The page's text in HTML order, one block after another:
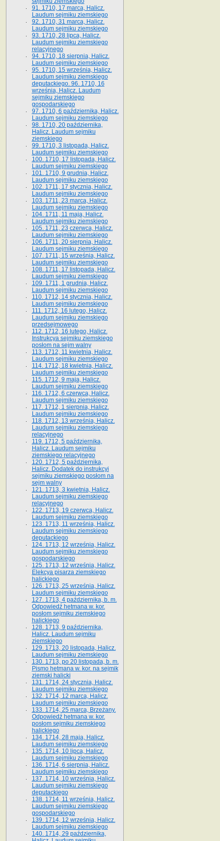
91. 1710, 17 marca, Halicz.
Laudum sejmiku ziemskiego
92. 1710, 31 marca, Halicz.
Laudum sejmiku ziemskiego
93. 1710, 28 lipca, Halicz.
Laudum sejmiku ziemskiego
relacyjnego
94. 1710, 18 sierpnia, Halicz.
Laudum sejmiku ziemskiego
95. 1710, 15 września, Halicz.
Laudum sejmiku ziemskiego
deputackiego. 96. 1710, 16
września, Halicz. Laudum
sejmiku ziemskiego
gospodarskiego
97. 1710, 6 października, Halicz.
Laudum sejmiku ziemskiego
98. 1710, 20 października,
Halicz. Laudum sejmiku
ziemskiego
99. 1710, 3 listopada, Halicz.
Laudum sejmiku ziemskiego
100. 1710, 17 listopada, Halicz.
Laudum sejmiku ziemskiego
101. 1710, 9 grudnia, Halicz.
Laudum sejmiku ziemskiego
102. 1711, 17 stycznia, Halicz.
Laudum sejmiku ziemskiego
103. 1711, 23 marca, Halicz.
Laudum sejmiku ziemskiego
104. 1711, 11 maja, Halicz.
Laudum sejmiku ziemskiego
105. 1711, 23 czerwca, Halicz.
Laudum sejmiku ziemskiego
106. 1711, 20 sierpnia, Halicz.
Laudum sejmiku ziemskiego
107. 1711, 15 września, Halicz.
Laudum sejmiku ziemskiego
108. 1711, 17 listopada, Halicz.
Laudum sejmiku ziemskiego
109. 1711, 1 grudnia, Halicz.
Laudum sejmiku ziemskiego
110. 1712, 14 stycznia, Halicz.
Laudum sejmiku ziemskiego
111. 1712, 16 lutego, Halicz.
Laudum sejmiku ziemskiego
przedsejmowego
112. 1712, 16 lutego, Halicz.
Instrukcya sejmiku ziemskiego
posłom na sejm walny
113. 1712, 11 kwietnia, Halicz.
Laudum sejmiku ziemskiego
114. 1712, 18 kwietnia, Halicz.
Laudum sejmiku ziemskiego
115. 1712, 9 maja, Halicz.
Laudum sejmiku ziemskiego
116. 1712, 6 czerwca, Halicz.
Laudum sejmiku ziemskiego
117. 1712, 1 sierpnia, Halicz.
Laudum sejmiku ziemskiego
118. 1712, 13 września, Halicz.
Laudum sejmiku ziemskiego
relacyjnego
119. 1712, 5 października,
Halicz. Laudum sejmiku
ziemskiego relacyjnego
120. 1712, 5 października,
Halicz. Dodatek do instrukcyi
sejmiku ziemskiego posłom na
sejm walny
121. 1713, 3 kwietnia, Halicz.
Laudum sejmiku ziemskiego
relacyjnego
122. 1713, 19 czerwca, Halicz.
Laudum sejmiku ziemskiego
123. 1713, 11 września, Halicz.
Laudum sejmiku ziemskiego
deputackiego
124. 1713, 12 września, Halicz.
Laudum sejmiku ziemskiego
gospodarskiego
125. 1713, 12 września, Halicz.
Elekcya pisarza ziemskiego
halickiego
126. 1713, 25 września, Halicz.
Laudum sejmiku ziemskiego
127. 1713, 4 października, b. m.
Odpowiedź hetmana w. kor.
posłom sejmiku ziemskiego
halickiego
128. 1713, 9 października,
Halicz. Laudum sejmiku
ziemskiego
129. 1713, 20 listopada, Halicz.
Laudum sejmiku ziemskiego
130. 1713, po 20 listopada, b. m.
Pismo hetmana w. kor. na sejmik
ziemski halicki
131. 1714, 24 stycznia, Halicz.
Laudum sejmiku ziemskiego
132. 1714, 12 marca, Halicz.
Laudum sejmiku ziemskiego
133. 1714, 25 marca, Brzeżany.
Odpowiedź hetmana w. kor.
posłom sejmiku ziemskiego
halickiego
134. 1714, 28 maja, Halicz.
Laudum sejmiku ziemskiego
135. 1714, 10 lipca, Halicz.
Laudum sejmiku ziemskiego
136. 1714, 6 sierpnia, Halicz.
Laudum sejmiku ziemskiego
137. 1714, 10 września, Halicz.
Laudum sejmiku ziemskiego
deputackiego
138. 1714, 11 września, Halicz.
Laudum sejmiku ziemskiego
gospodarskiego
139. 1714, 12 września, Halicz.
Laudum sejmiku ziemskiego
140. 1714, 29 października,